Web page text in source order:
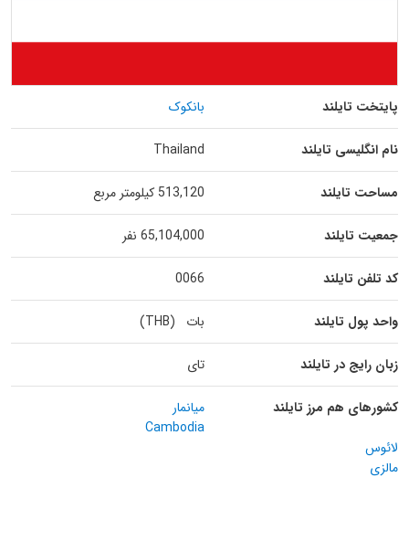
پایتخت تایلند بانکوک
نام انگلیسی تایلند Thailand
مساحت تایلند 513,120 کیلومتر مربع
جمعیت تایلند 65,104,000 نفر
کد تلفن تایلند 0066
واحد پول تایلند بات (THB)
زبان رایج در تایلند تای
کشورهای هم مرز تایلند
میانمار
Cambodia
لائوس
مالزی